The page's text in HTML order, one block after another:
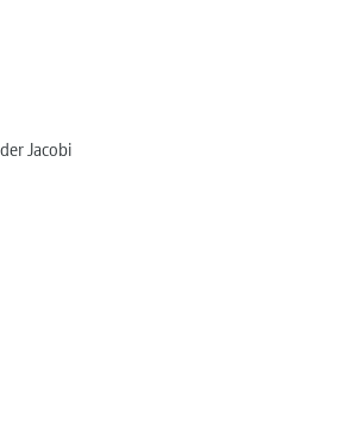
Jacobi